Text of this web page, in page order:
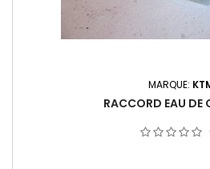
MARQUE:
RACCORD EAU DE